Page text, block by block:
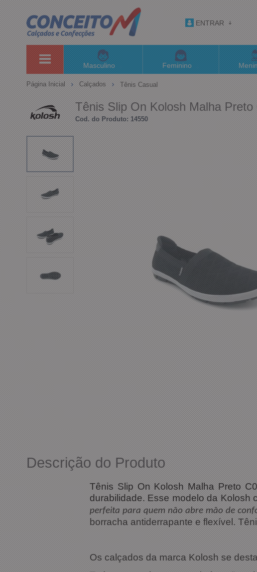
ENTRAR
Masculino Feminino
Página Inicial Calçados Tênis Casual
Tênis Slip On Kolosh Malha Preto
Cod. do Produto: 14550
Descrição do Produto
Tênis Slip On Kolosh Malha Preto
durabilidade. Esse modelo da Kolosh
perfeita para quem não abre mão de
borracha antiderrapante e flexível.
Os calçados da marca Kolosh se